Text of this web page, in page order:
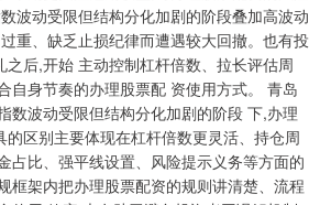
波动受限但结构分化加剧的阶段叠加高波动
重、缺乏止损纪律而遭遇较大回撤。也有投
之后,开始 主动控制杠杆倍数、拉长评估周
自身节奏的办理股票配 资使用方式。 青岛
数波动受限但结构分化加剧的阶段 下,办理
的区别主要体现在杠杆倍数更灵活、持仓周
占比、强平线设置、风险提示义务等方面的
框架内把办理股票配资的规则讲清楚、流程